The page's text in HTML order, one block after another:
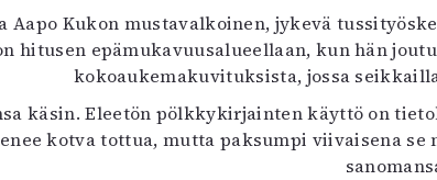
Aapo Kukon mustavalkoinen, jykevä
hitusen epämukavuusalueellaan, kun hän
kokoaukemakuvituksista, jossa
käsin. Eleetön pölkkykirjainten käyttö on
kotva tottua, mutta paksumpi viivaisena